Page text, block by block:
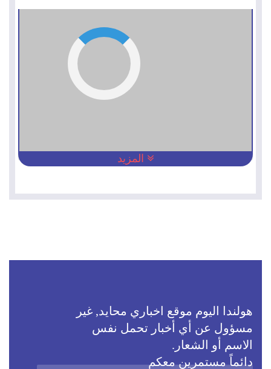
المزيد
هولندا اليوم موقع اخباري محايد, غير
مسؤول عن أي أخبار تحمل نفس
الاسم أو الشعار.
دائماً مستمرين معكم